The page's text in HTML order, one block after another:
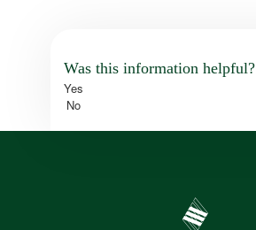
Was this information helpful?
Yes
No